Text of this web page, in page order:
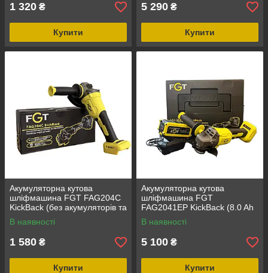
1 320 ₴
Купити
5 290 ₴
Купити
Акумуляторна кутова
шліфмашина FGT FAG204C
KickBack (без акумуляторів та
зарядного пристрою)
В наявності
1 580 ₴
Купити
Акумуляторна кутова
шліфмашина FGT
FAG2041EP KickBack (8.0 Ah
x1, зарядний пристрій) в
кейсі
В наявності
5 100 ₴
Купити